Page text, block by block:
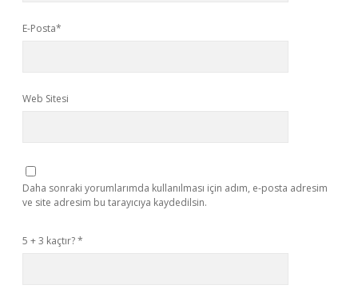
E-Posta*
Web Sitesi
Daha sonraki yorumlarımda kullanılması için adım, e-posta adresim
ve site adresim bu tarayıcıya kaydedilsin.
5 + 3 kaçtır?*